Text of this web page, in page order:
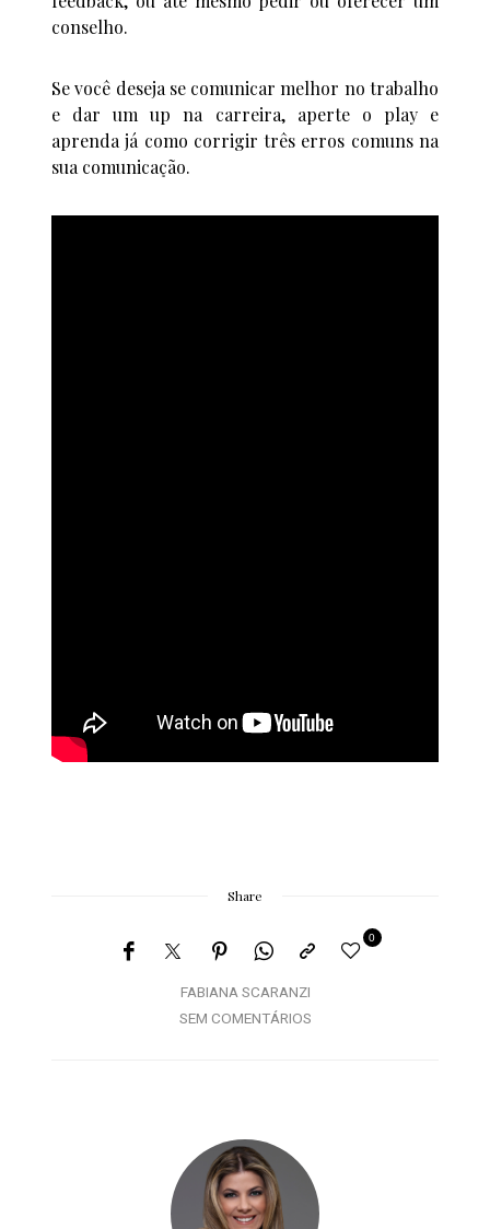
conselho.
Se você deseja se comunicar melhor no trabalho
e dar um up na carreira, aperte o play e
aprenda já como corrigir três erros comuns na
sua comunicação.
Share
FABIANA SCARANZI
0
SEM COMENTÁRIOS